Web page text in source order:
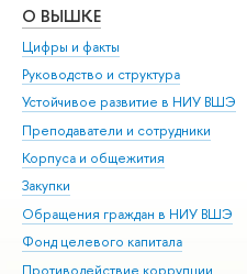
О ВЫШКЕ
Цифры и факты
Руководство и структура
Устойчивое развитие в НИУ ВШЭ
Преподаватели и сотрудники
Корпуса и общежития
Закупки
Обращения граждан в НИУ ВШЭ
Фонд целевого капитала
Противодействие коррупции